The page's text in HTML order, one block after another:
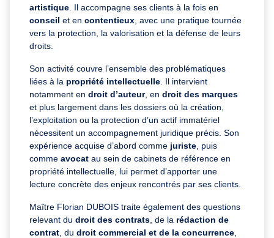
artistique . Il accompagne ses clients à la fois en
conseil et en contentieux , avec une pratique tournée
vers la protection, la valorisation et la défense de leurs
droits.
Son activité couvre l’ensemble des problématiques
liées à la propriété intellectuelle . Il intervient
notamment en droit d’auteur, en droit des marques
et plus largement dans les dossiers où la création,
l’exploitation ou la protection d’un actif immatériel
nécessitent un accompagnement juridique précis. Son
expérience acquise d’abord comme juriste , puis
comme avocat au sein de cabinets de référence en
propriété intellectuelle, lui permet d’apporter une
lecture concrète des enjeux rencontrés par ses clients.
Maître Florian DUBOIS traite également des questions
relevant du droit des contrats , de la rédaction de
contrat , du droit commercial et de la concurrence